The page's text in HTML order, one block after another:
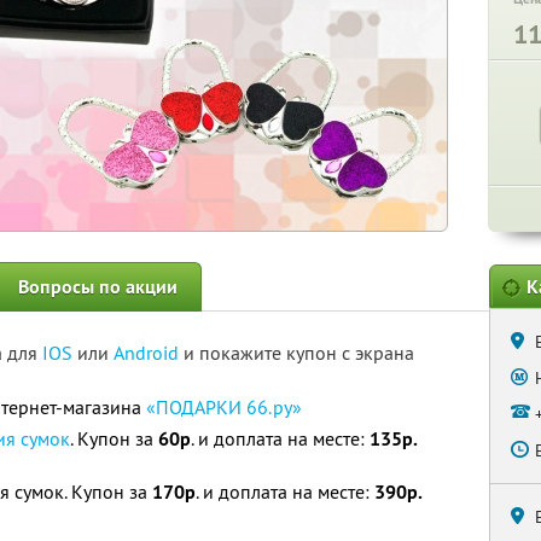
Вопросы по акции
для IOS или Android и покажите купон с экрана
магазина «ПОДАРКИ 66.ру»
сумок. Купон за 60р. и доплата на месте: 135р.
сумок. Купон за 170р. и доплата на месте: 390р.